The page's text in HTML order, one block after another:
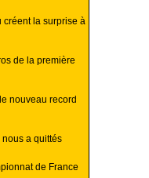
créent la surprise à
de la première
nouveau record
a quittés
de France